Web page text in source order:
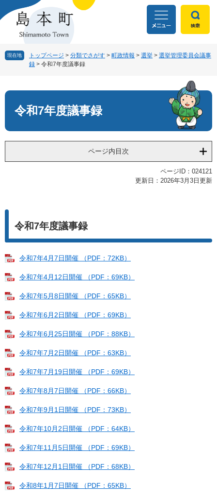
ー
ニ
本
現在地 トップページ > 分類でさがす > 町政情報 > 選挙 > 選挙管理委員会議事
録 > 令和7年度議事録
文
令和7年度議事録
ページ内目次
ページID：024121
更新日：2026年3月3日更新
令和7年度議事録
令和7年4月7日開催 （PDF：72KB）
令和7年4月12日開催 （PDF：69KB）
令和7年5月8日開催 （PDF：65KB）
令和7年6月2日開催 （PDF：69KB）
令和7年6月25日開催 （PDF：88KB）
令和7年7月2日開催 （PDF：63KB）
令和7年7月19日開催 （PDF：69KB）
令和7年8月7日開催 （PDF：66KB）
令和7年9月1日開催 （PDF：73KB）
令和7年10月2日開催 （PDF：64KB）
令和7年11月5日開催 （PDF：69KB）
令和7年12月1日開催 （PDF：68KB）
令和8年1月7日開催 （PDF：65KB）